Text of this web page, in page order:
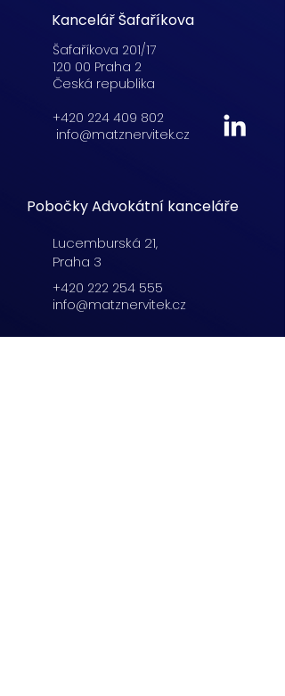
Kancelář Šafaříkova
Šafaříkova 201/17
120 00 Praha 2
Česká republika
+420 224 409 802
info@matznervitek.cz
Pobočky Advokátní kanceláře
Lucemburská 21,
Praha 3
+420 222 254 555
info@matznervitek.cz